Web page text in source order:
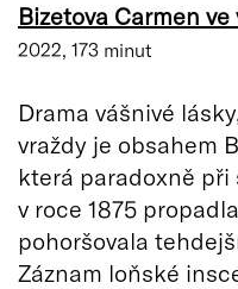
Bizetova Carmen
2022, 173 minut
Drama vášnivé
vraždy je obsahem
která paradoxně při
v roce 1875
pohoršovala
Záznam loňské